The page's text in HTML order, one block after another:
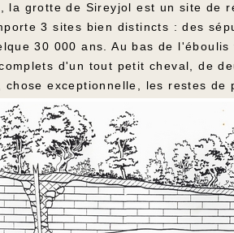
la grotte de Sireyjol est un site de
3 sites bien distincts : des
30 000 ans. Au bas de
d'un tout petit cheval, de
chose exceptionnelle, les restes de